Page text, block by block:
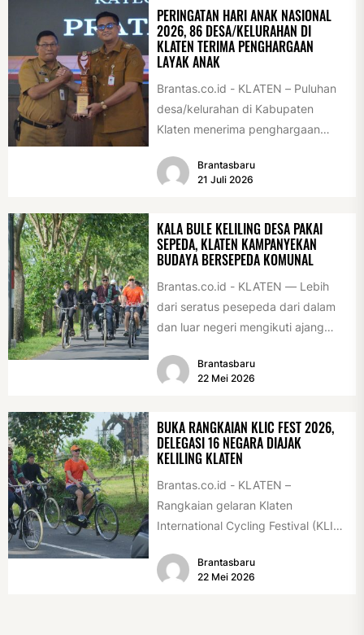
PERINGATAN HARI ANAK NASIONAL
2026, 86 DESA/KELURAHAN DI
KLATEN TERIMA PENGHARGAAN
LAYAK ANAK
Brantas.co.id - KLATEN – Puluhan
desa/kelurahan di Kabupaten
Klaten menerima penghargaan
2026. Penghargaan tersebut
Brantasbaru
21 Juli 2026
KALA BULE KELILING DESA PAKAI
SEPEDA, KLATEN KAMPANYEKAN
BUDAYA BERSEPEDA KOMUNAL
Brantas.co.id - KLATEN — Lebih
dari seratus pesepeda dari dalam
dan luar negeri mengikuti ajang
Association Rally...
Brantasbaru
22 Mei 2026
BUKA RANGKAIAN KLIC FEST 2026,
DELEGASI 16 NEGARA DIAJAK
KELILING KLATEN
Brantas.co.id - KLATEN –
Rangkaian gelaran Klaten
International Cycling Festival (KLIC
(17/5/2026). Rangkaian kegiatan
dibuka...
Brantasbaru
22 Mei 2026